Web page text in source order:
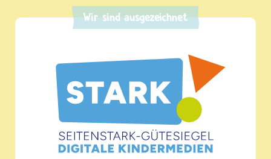
Wir sind ausgezeichnet